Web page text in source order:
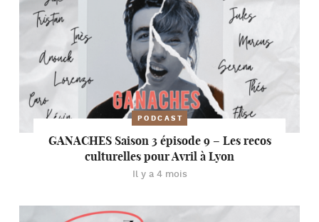
PODCAST
GANACHES Saison 3 épisode 9 – Les recos
culturelles pour Avril à Lyon
Il y a 4 mois